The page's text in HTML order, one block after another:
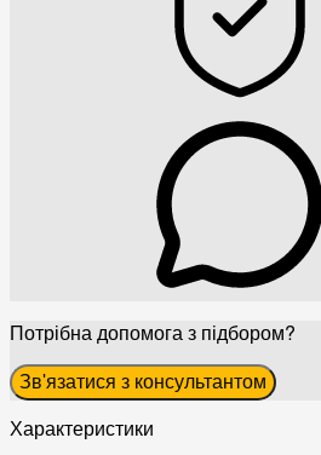
Потрібна допомога з підбором?
Зв'язатися з консультантом
Характеристики